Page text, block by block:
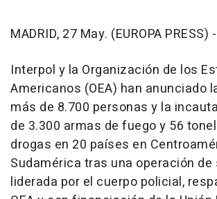
MADRID, 27 May. (EUROPA PRESS) -
Interpol y la Organización de los
Americanos (OEA) han anunciado
más de 8.700 personas y la
de 3.300 armas de fuego y 56
drogas en 20 países en
Sudamérica tras una operación
liderada por el cuerpo policial,